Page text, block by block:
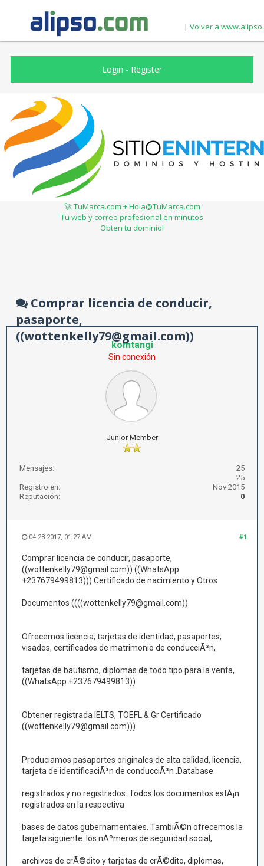
| Volver a
Login - Register
🚀 TuMarca.com + Hola@TuMarca.com
Tu web y correo profesional en minutos
Obten tu dominio!
Comprar licencia de conducir,
pasaporte,
((wottenkelly79@gmail.com))
komtangi
Sin conexión
Junior Member
Mensajes:
25
25
Registro en:
Nov 2015
Reputación:
0
#1
04-28-2017, 01:27 AM
Comprar licencia de conducir, pasaporte,
((wottenkelly79@gmail.com)) ((WhatsApp
+237679499813))) Certificado de nacimiento y Otros
Documentos ((((wottenkelly79@gmail.com))
Ofrecemos licencia, tarjetas de identidad, pasaportes,
visados, certificados de matrimonio de conducciÃ³n,
tarjetas de bautismo, diplomas de todo tipo para la venta,
((WhatsApp +237679499813))
Obtener registrada IELTS, TOEFL & Gr Certificado
((wottenkelly79@gmail.com)))
Produciamos pasaportes originales de alta calidad, licencia,
tarjeta de identificaciÃ³n de conducciÃ³n .Database
registrados y no registrados. Todos los documentos estÃ¡n
registrados en la respectiva
bases de datos gubernamentales. TambiÃ©n ofrecemos la
tarjeta siguiente: los nÃºmeros de seguridad social,
archivos de crÃ©dito y tarjetas de crÃ©dito, diplomas,